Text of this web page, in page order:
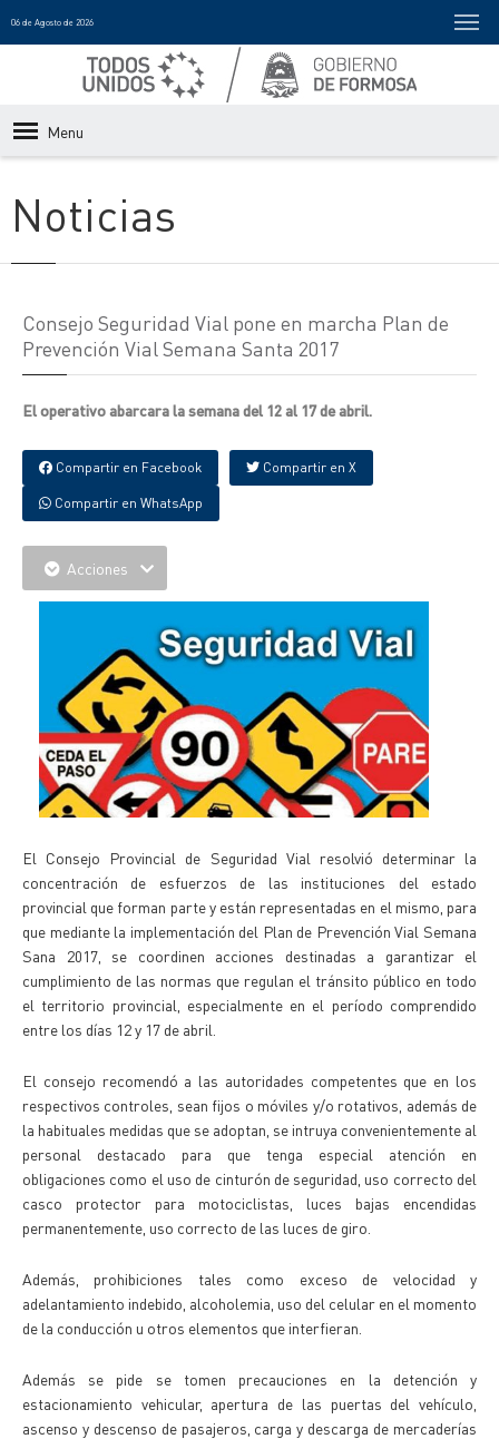
06 de Agosto de 2026
Menu
Noticias
Consejo Seguridad Vial pone en marcha Plan de
Prevención Vial Semana Santa 2017
El operativo abarcara la semana del 12 al 17 de abril.
Compartir en Facebook Compartir en X
Compartir en WhatsApp
Acciones
El Consejo Provincial de Seguridad Vial resolvió determinar la
concentración de esfuerzos de las instituciones del estado
provincial que forman parte y están representadas en el mismo, para
que mediante la implementación del Plan de Prevención Vial Semana
Sana 2017, se coordinen acciones destinadas a garantizar el
cumplimiento de las normas que regulan el tránsito público en todo
el territorio provincial, especialmente en el período comprendido
entre los días 12 y 17 de abril.
El consejo recomendó a las autoridades competentes que en los
respectivos controles, sean fijos o móviles y/o rotativos, además de
la habituales medidas que se adoptan, se intruya convenientemente al
personal destacado para que tenga especial atención en
obligaciones como el uso de cinturón de seguridad, uso correcto del
casco protector para motociclistas, luces bajas encendidas
permanentemente, uso correcto de las luces de giro.
Además, prohibiciones tales como exceso de velocidad y
adelantamiento indebido, alcoholemia, uso del celular en el momento
de la conducción u otros elementos que interfieran.
Además se pide se tomen precauciones en la detención y
estacionamiento vehicular, apertura de las puertas del vehículo,
ascenso y descenso de pasajeros, carga y descarga de mercaderías